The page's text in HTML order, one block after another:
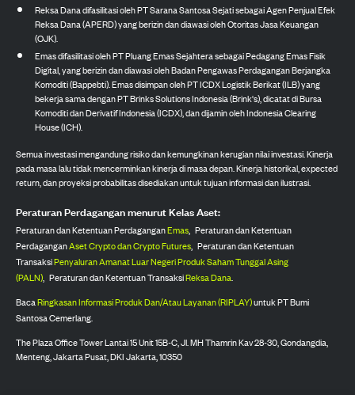
Reksa Dana difasilitasi oleh PT Sarana Santosa Sejati sebagai Agen Penjual Efek
Reksa Dana (APERD) yang berizin dan diawasi oleh Otoritas Jasa Keuangan
(OJK).
Emas difasilitasi oleh PT Pluang Emas Sejahtera sebagai Pedagang Emas Fisik
Digital, yang berizin dan diawasi oleh Badan Pengawas Perdagangan Berjangka
Komoditi (Bappebti). Emas disimpan oleh PT ICDX Logistik Berikat (ILB) yang
bekerja sama dengan PT Brinks Solutions Indonesia (Brink's), dicatat di Bursa
Komoditi dan Derivatif Indonesia (ICDX), dan dijamin oleh Indonesia Clearing
House (ICH).
Semua investasi mengandung risiko dan kemungkinan kerugian nilai investasi. Kinerja
pada masa lalu tidak mencerminkan kinerja di masa depan. Kinerja historikal, expected
return, dan proyeksi probabilitas disediakan untuk tujuan informasi dan ilustrasi.
Peraturan Perdagangan menurut Kelas Aset:
Peraturan dan Ketentuan PerdaganganEmas, Peraturan dan Ketentuan
PerdaganganAset Crypto dan Crypto Futures, Peraturan dan Ketentuan
TransaksiPenyaluran Amanat Luar Negeri Produk Saham Tunggal Asing
(PALN), Peraturan dan Ketentuan TransaksiReksa Dana.
BacaRingkasan Informasi Produk Dan/Atau Layanan (RIPLAY)untuk PT Bumi
Santosa Cemerlang.
The Plaza Office Tower Lantai 15 Unit 15B-C, Jl. MH Thamrin Kav 28-30, Gondangdia,
Menteng, Jakarta Pusat, DKI Jakarta, 10350